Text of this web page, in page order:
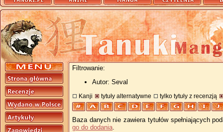
Filtrowanie:
Autor: Seval
Kanji tytuły alternatywne tylko tytuły z recenzją
Baza danych nie zawiera tytułów spełniających
go do dodania.